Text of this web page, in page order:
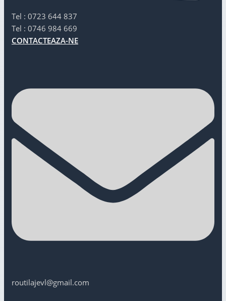
Tel : 0723 644 837
Tel : 0746 984 669
CONTACTEAZA-NE
routilajevl@gmail.com